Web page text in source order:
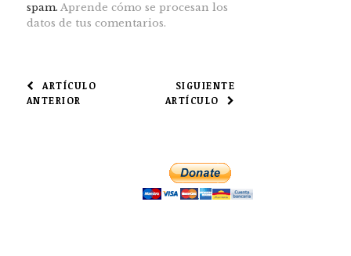
spam. Aprende cómo se procesan los
datos de tus comentarios.
NAVEGACIÓN
DE
SIGUIENTE
ARTÍCULO
ARTÍCULO
ANTERIOR